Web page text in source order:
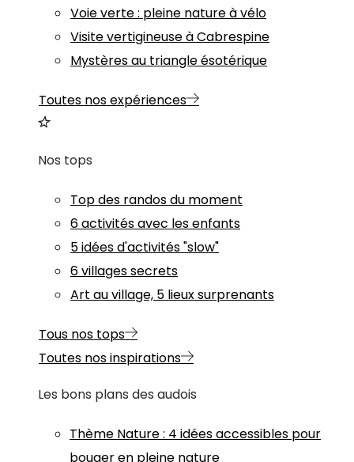
Voie verte : pleine nature à vélo
Visite vertigineuse à Cabrespine
Mystères au triangle ésotérique
Toutes nos expériences
Nos tops
Top des randos du moment
6 activités avec les enfants
5 idées d'activités "slow"
6 villages secrets
Art au village, 5 lieux surprenants
Tous nos tops
Toutes nos inspirations
Les bons plans des audois
Thème Nature: 4 idées accessibles pour
bouger en pleine nature